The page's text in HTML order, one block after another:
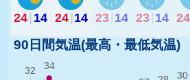
24| 14 24|14 23 14 23 14 24
90日間気温(最高・最低気温)